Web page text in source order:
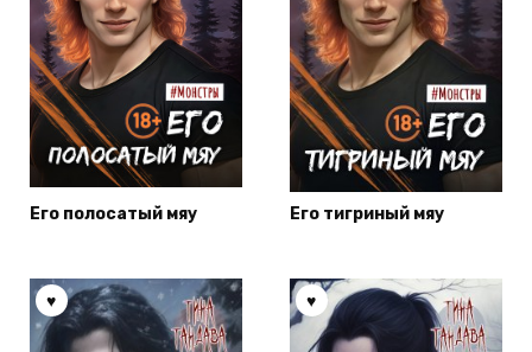
Его полосатый мяу Его тигриный мяу